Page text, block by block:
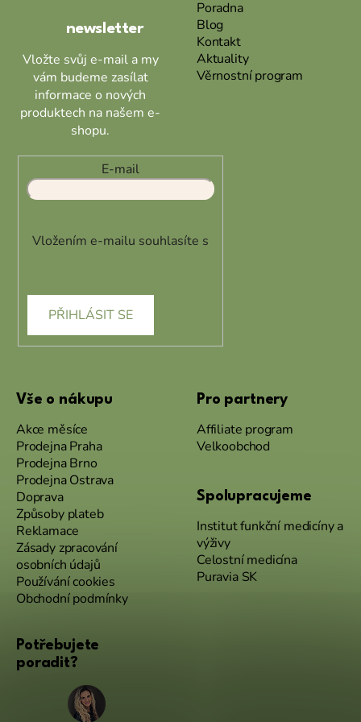
newsletter
Vložte svůj e-mail a my
vám budeme zasílat
informace o nových
produktech na našem e-
shopu.
E-mail
Vložením e-mailu souhlasíte s
PŘIHLÁSIT SE
Poradna
Blog
Kontakt
Aktuality
Věrnostní program
Vše o nákupu
Akce měsíce
Prodejna Praha
Prodejna Brno
Prodejna Ostrava
Doprava
Způsoby plateb
Reklamace
Zásady zpracování
osobních údajů
Používání cookies
Obchodní podmínky
Pro partnery
Affiliate program
Velkoobchod
Spolupracujeme
Institut funkční medicíny a
výživy
Celostní medicína
Puravia SK
Potřebujete
poradit?